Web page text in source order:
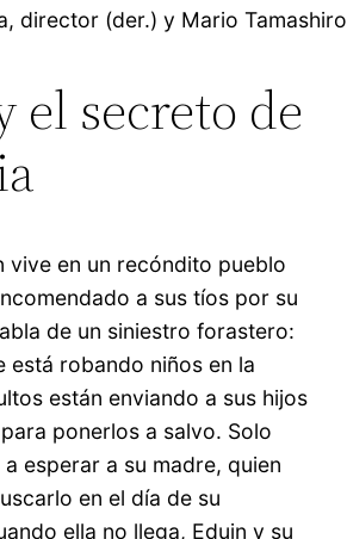
director (der.) y Mario
el secreto de
vive en un recóndito pueblo
a sus tíos por su
de un siniestro forastero:
está robando niños en la
están enviando a sus hijos
ponerlos a salvo. Solo
esperar a su madre, quien
en el día de su
ella no llega, Eduin y su